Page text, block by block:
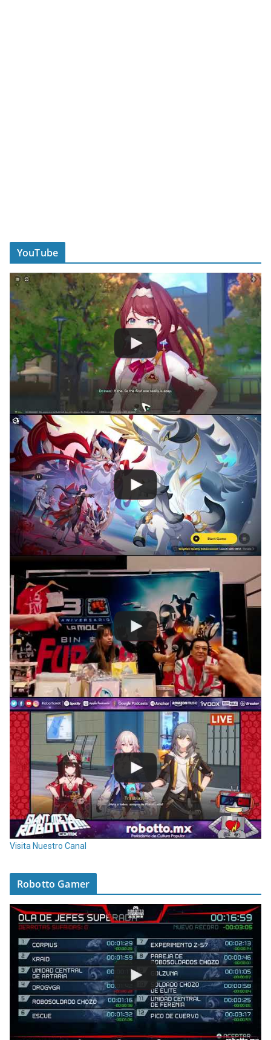
YouTube
Visita Nuestro Canal
Robotto Gamer